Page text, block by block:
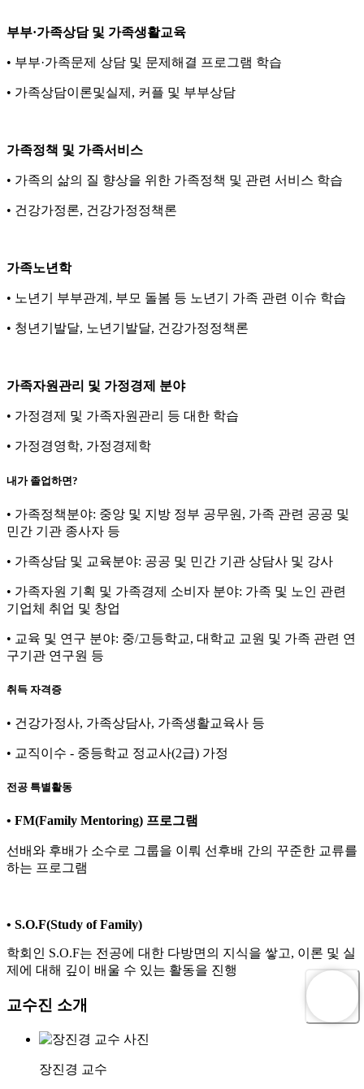
부부·가족상담 및 가족생활교육
• 부부·가족문제 상담 및 문제해결 프로그램 학습
• 가족상담이론및실제, 커플 및 부부상담
가족정책 및 가족서비스
• 가족의 삶의 질 향상을 위한 가족정책 및 관련 서비스 학습
• 건강가정론, 건강가정정책론
가족노년학
• 노년기 부부관계, 부모 돌봄 등 노년기 가족 관련 이슈 학습
• 청년기발달, 노년기발달, 건강가정정책론
가족자원관리 및 가정경제 분야
• 가정경제 및 가족자원관리 등 대한 학습
• 가정경영학, 가정경제학
내가 졸업하면?
• 가족정책분야: 중앙 및 지방 정부 공무원, 가족 관련 공공 및
민간 기관 종사자 등
• 가족상담 및 교육분야: 공공 및 민간 기관 상담사 및 강사
• 가족자원 기획 및 가족경제 소비자 분야: 가족 및 노인 관련
기업체 취업 및 창업
• 교육 및 연구 분야: 중/고등학교, 대학교 교원 및 가족 관련 연
구기관 연구원 등
취득 자격증
• 건강가정사, 가족상담사, 가족생활교육사 등
• 교직이수 - 중등학교 정교사(2급) 가정
전공 특별활동
• FM(Family Mentoring) 프로그램
선배와 후배가 소수로 그룹을 이뤄 선후배 간의 꾸준한 교류를
하는 프로그램
• S.O.F(Study of Family)
학회인 S.O.F는 전공에 대한 다방면의 지식을 쌓고, 이론 및 실
제에 대해 깊이 배울 수 있는 활동을 진행
교수진 소개
장진경 교수